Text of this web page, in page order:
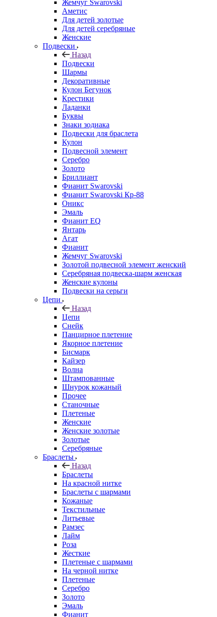
Жемчуг Swarovski
Аметис
Для детей золотые
Для детей серебряные
Женские
Подвески
Назад
Подвески
Шармы
Декоративные
Кулон Бегунок
Крестики
Ладанки
Буквы
Знаки зодиака
Подвески для браслета
Кулон
Подвесной элемент
Серебро
Золото
Бриллиант
Фианит Swarovski
Фианит Swarovski Кр-88
Оникс
Эмаль
Фианит EQ
Янтарь
Агат
Фианит
Жемчуг Swarovski
Золотой подвесной элемент женcкий
Серебряная подвеска-шарм женская
Женские кулоны
Подвески на серьги
Цепи
Назад
Цепи
Снейк
Панцирное плетение
Якорное плетение
Бисмарк
Кайзер
Волна
Штампованные
Шнурок кожаный
Прочее
Станочные
Плетеные
Женские
Женские золотые
Золотые
Серебряные
Браслеты
Назад
Браслеты
На красной нитке
Браслеты с шармами
Кожаные
Текстильные
Литьевые
Рамзес
Лайм
Роза
Жесткие
Плетеные с шармами
На черной нитке
Плетеные
Серебро
Золото
Эмаль
Фианит